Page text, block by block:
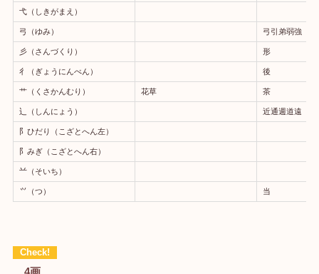
弋（しきがまえ）
弓（ゆみ） 弓引弟弱強
彡（さんづくり） 形
彳（ぎょうにんべん） 後
艹（くさかんむり） 花草 茶
⻌（しんにょう） 近通週道遠
阝ひだり（こざとへん左）
阝みぎ（こざとへん右）
䒑（そいち）
⺍（つ） 当
4画